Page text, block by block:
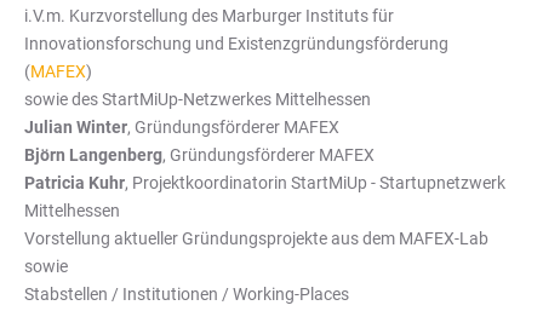
i.V.m. Kurzvorstellung des Marburger Instituts für
Innovationsforschung und Existenzgründungsförderung
(MAFEX)
sowie des StartMiUp-Netzwerkes Mittelhessen
Julian Winter, Gründungsförderer MAFEX
Björn Langenberg, Gründungsförderer MAFEX
Patricia Kuhr, Projektkoordinatorin StartMiUp - Startupnetzwerk
Mittelhessen
Vorstellung aktueller Gründungsprojekte aus dem MAFEX-Lab
sowie
Stabstellen / Institutionen / Working-Places